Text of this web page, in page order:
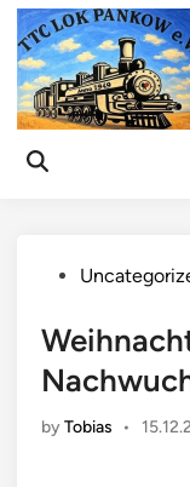
Skip
content
Posted
byTobias •